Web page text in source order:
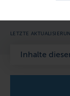
LETZTE
Inhalte